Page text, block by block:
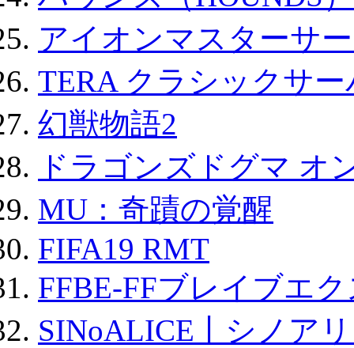
アイオンマスターサ
TERA クラシックサ
幻獣物語2
ドラゴンズドグマ オ
MU：奇蹟の覚醒
FIFA19 RMT
FFBE-FFブレイブエ
SINoALICE丨シノア